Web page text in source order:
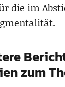
die im
zum